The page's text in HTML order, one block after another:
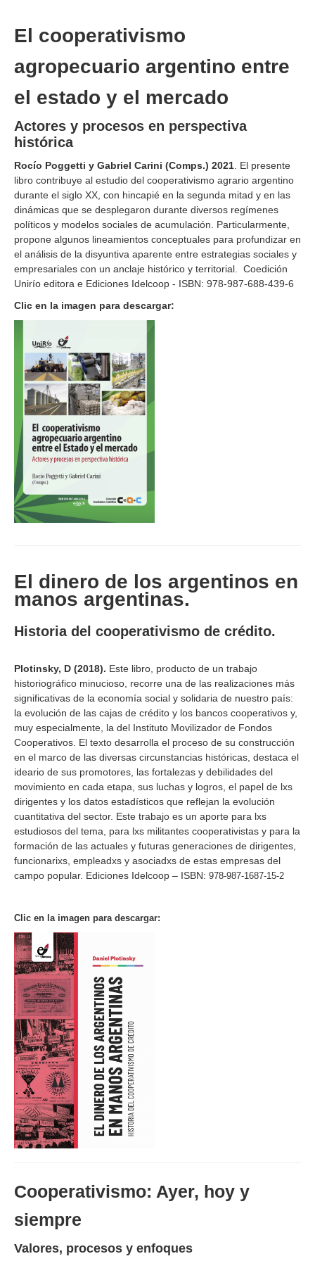
El cooperativismo
agropecuario argentino entre
el estado y el mercado
Actores y procesos en perspectiva
histórica
Rocío Poggetti y Gabriel Carini (Comps.) 2021 . El presente
libro contribuye al estudio del cooperativismo agrario argentino
durante el siglo XX, con hincapié en la segunda mitad y en las
dinámicas que se desplegaron durante diversos regímenes
políticos y modelos sociales de acumulación. Particularmente,
propone algunos lineamientos conceptuales para profundizar en
el análisis de la disyuntiva aparente entre estrategias sociales y
empresariales con un anclaje histórico y territorial. Coedición
Unirío editora e Ediciones Idelcoop - ISBN: 978-987-688-439-6
Clic en la imagen para descargar:
El dinero de los argentinos en
manos argentinas.
Historia del cooperativismo de crédito.
Plotinsky, D (2018). Este libro, producto de un trabajo
historiográfico minucioso, recorre una de las realizaciones más
significativas de la economía social y solidaria de nuestro país:
la evolución de las cajas de crédito y los bancos cooperativos y,
muy especialmente, la del Instituto Movilizador de Fondos
Cooperativos. El texto desarrolla el proceso de su construcción
en el marco de las diversas circunstancias históricas, destaca el
ideario de sus promotores, las fortalezas y debilidades del
movimiento en cada etapa, sus luchas y logros, el papel de lxs
dirigentes y los datos estadísticos que reflejan la evolución
cuantitativa del sector. Este trabajo es un aporte para lxs
estudiosos del tema, para lxs militantes cooperativistas y para la
formación de las actuales y futuras generaciones de dirigentes,
funcionarixs, empleadxs y asociadxs de estas empresas del
campo popular. Ediciones Idelcoop – ISBN: 978-987-1687-15-2
Clic en la imagen para descargar:
Cooperativismo: Ayer, hoy y
siempre
Valores, procesos y enfoques